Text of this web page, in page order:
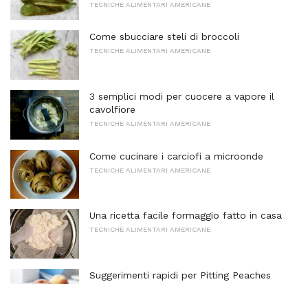
TECNICHE ALIMENTARI AMERICANE
Come sbucciare steli di broccoli
TECNICHE ALIMENTARI AMERICANE
3 semplici modi per cuocere a vapore il
cavolfiore
TECNICHE ALIMENTARI AMERICANE
Come cucinare i carciofi a microonde
TECNICHE ALIMENTARI AMERICANE
Una ricetta facile formaggio fatto in casa
TECNICHE ALIMENTARI AMERICANE
Suggerimenti rapidi per Pitting Peaches